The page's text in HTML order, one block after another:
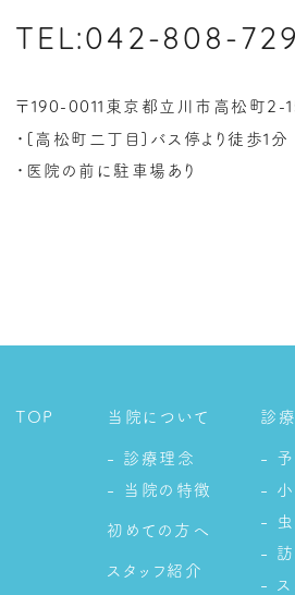
TEL:042-808-
〒 190-0011 東京都立川市高松町 2-
・[高松町二丁目]バス停より徒歩1 分
・医院の前に駐車場あり
TOP 当院について
- 診療理念
- 当院の特徴
初めての方へ
スタッフ紹介
診
- 予
- 小
- 虫
- 訪
- ス